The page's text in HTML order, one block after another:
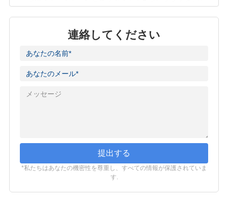
連絡してください
提出する
*私たちはあなたの機密性を尊重し、すべての情報が保護されていま
す.